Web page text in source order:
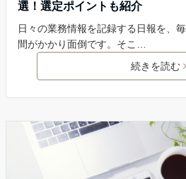
選！選定ポイントも紹介
日々の業務情報を記録する日報を、
間がかかり面倒です。そこ…
続きを読む